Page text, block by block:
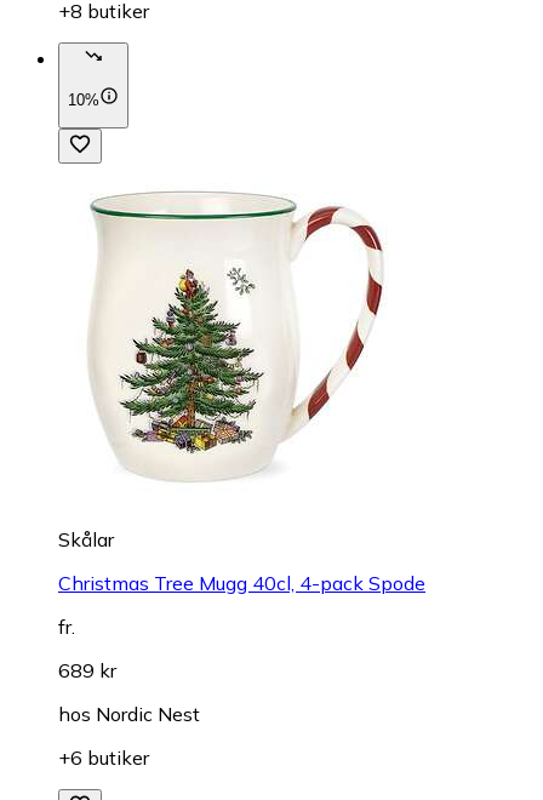
+8 butiker
10%
Skålar
Christmas Tree Mugg 40cl, 4-pack Spode
fr.
689 kr
hos Nordic Nest
+6 butiker